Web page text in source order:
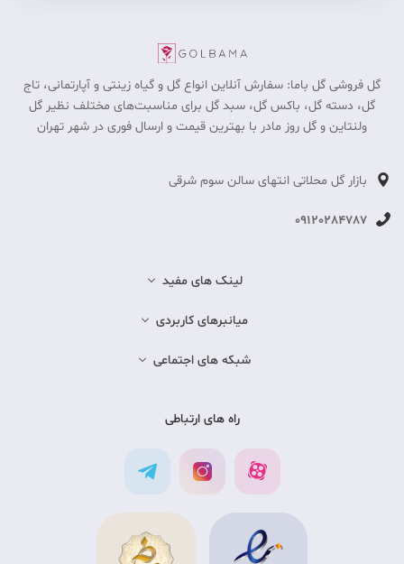
گل فروشی گل باما: سفارش آنلاین انواع گل و گیاه زینتی و آپارتمانی، تاج
گل، دسته گل، باکس گل، سبد گل برای مناسبت‎‌های مختلف نظیر گل
ولنتاین و گل روز مادر با بهترین قیمت و ارسال فوری در شهر تهران
بازار گل محلاتی انتهای سالن سوم شرقی
09120284787
لینک های مفید
میانبرهای کاربردی
شبکه های اجتماعی
راه های ارتباطی